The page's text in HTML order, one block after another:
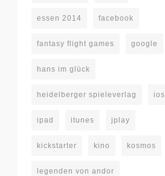
essen 2014 facebook
fantasy flight games google
hans im glück
heidelberger spieleverlag ios
ipad itunes jplay
kickstarter kino kosmos
legenden von andor